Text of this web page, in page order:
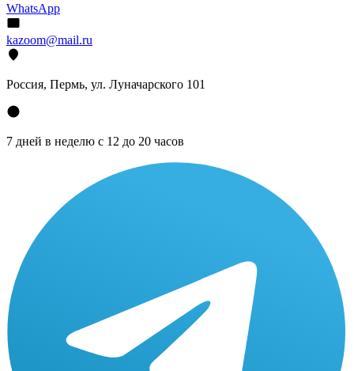
WhatsApp
kazoom@mail.ru
Россия, Пермь, ул. Луначарского 101
7 дней в неделю с 12 до 20 часов